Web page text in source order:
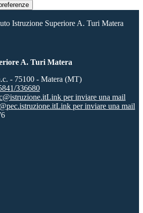
Istruzione Superiore A. Turi Matera
A. Turi Matera
- 75100 - Matera (MT)
336680
Link per inviare una mail
Link per inviare una mail